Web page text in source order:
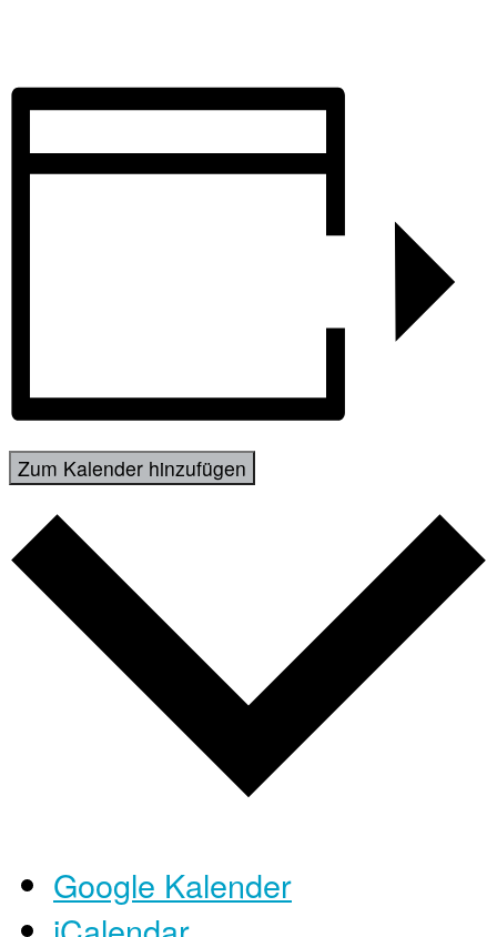
Zum Kalender hinzufügen
Google Kalender